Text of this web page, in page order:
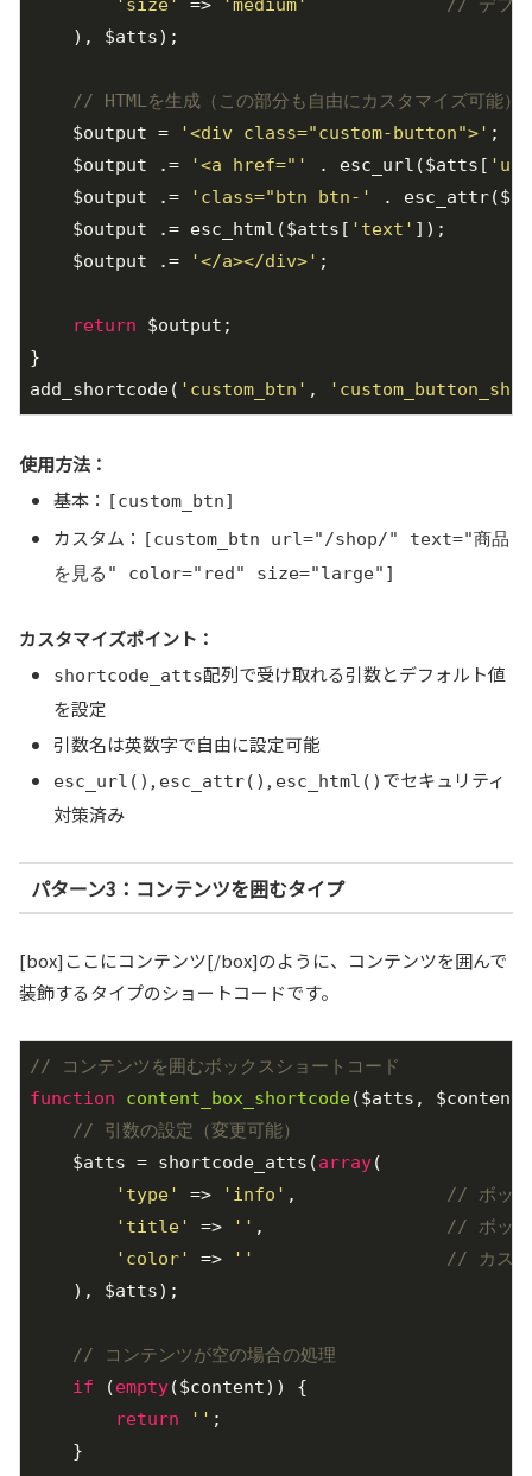
'size'
=> 'medium'
// デフォ
    ), $atts);
// HTMLを生成（この部分も自由にカスタマイズ可能）
    $output =
'<div class="custom-button">' ;
    $output .=
'<a href="' . esc_url($atts[
    $output .=
'class="btn btn-'
.
    $output .= esc_html($atts[
'text' ]);
    $output .=
'</a></div>' ;
return $output;
}
add_shortcode( 'custom_btn' ,
使用方法：
基本：
[custom_btn]
カスタム：
[custom_btn url="/shop/" text="商品
を見る" color="red" size="large"]
カスタマイズポイント：
shortcode_atts配列で受け取れる引数とデフォルト値
を設定
引数名は英数字で自由に設定可能
esc_url() , esc_attr() , esc_html() でセキュリティ
対策済み
パターン3：コンテンツを囲むタイプ
[box]ここにコンテンツ[/box]のように、コンテンツを囲んで
装飾するタイプのショートコードです。
// コンテンツを囲むボックスショートコード
function
content_box_shortcode($atts,
// 引数の設定（変更可能）
    $atts = shortcode_atts(
array(
'type'
=> 'info' , // ボッ
'title'
=> '' , // ボック
'color'
=> ''
// カスタ
    ), $atts);
// コンテンツが空の場合の処理
if (empty($content)) {
return
'' ;
    }